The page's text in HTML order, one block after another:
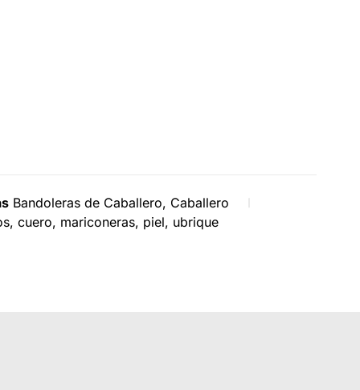
Bandoleras de Caballero, Caballero
, cuero, mariconeras, piel, ubrique